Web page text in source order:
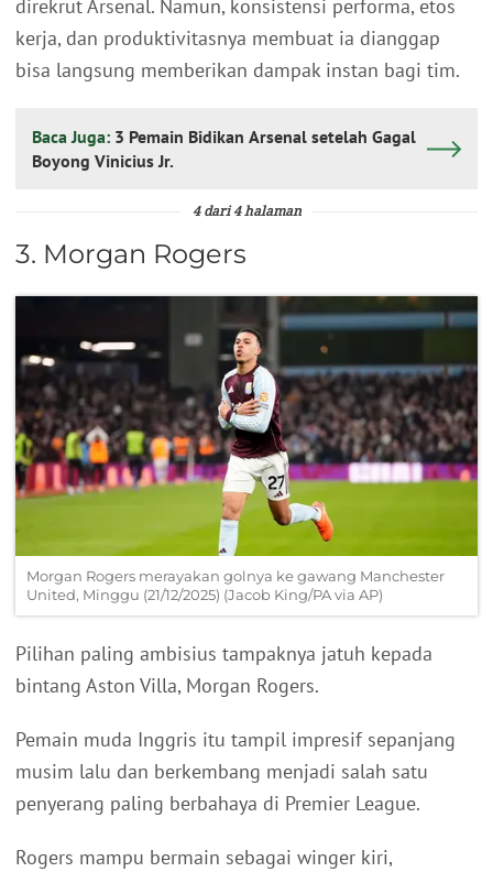
direkrut Arsenal. Namun, konsistensi performa, etos
kerja, dan produktivitasnya membuat ia dianggap
bisa langsung memberikan dampak instan bagi tim.
Baca Juga: 3 Pemain Bidikan Arsenal setelah Gagal
Boyong Vinicius Jr.
4 dari 4 halaman
3. Morgan Rogers
Morgan Rogers merayakan golnya ke gawang Manchester
United, Minggu (21/12/2025) (Jacob King/PA via AP)
Pilihan paling ambisius tampaknya jatuh kepada
bintang Aston Villa, Morgan Rogers.
Pemain muda Inggris itu tampil impresif sepanjang
musim lalu dan berkembang menjadi salah satu
penyerang paling berbahaya di Premier League.
Rogers mampu bermain sebagai winger kiri,